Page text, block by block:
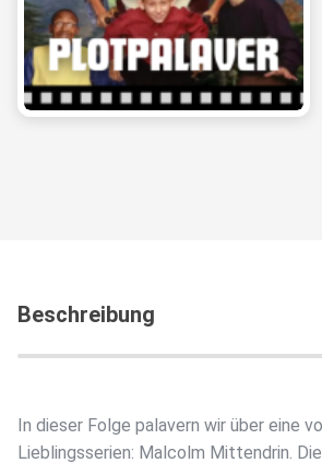
Beschreibung
In dieser Folge palavern wir über eine
Lieblingsserien: Malcolm Mittendrin.